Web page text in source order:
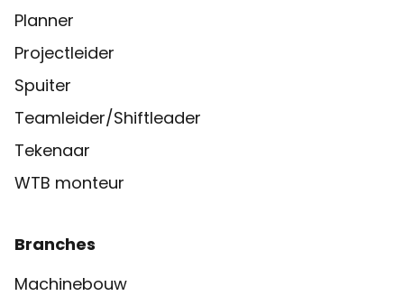
Planner
Projectleider
Spuiter
Teamleider/Shiftleader
Tekenaar
WTB monteur
Branches
Machinebouw